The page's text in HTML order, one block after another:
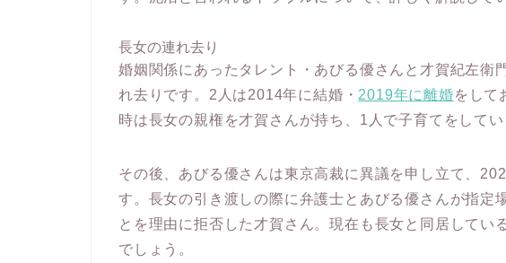
長女の連れ去り
婚姻関係にあったタレント・あびる優さんと才賀紀左衛
れ去りです。2人は2014年に結婚・ 2019年に離婚をして
時は長女の親権を才賀さんが持ち、1人で子育てをしてい
その後、あびる優さんは東京高裁に異議を申し立て、
す。長女の引き渡しの際に弁護士とあびる優さんが指定
とを理由に拒否した才賀さん。現在も長女と同居してい
でしょう。